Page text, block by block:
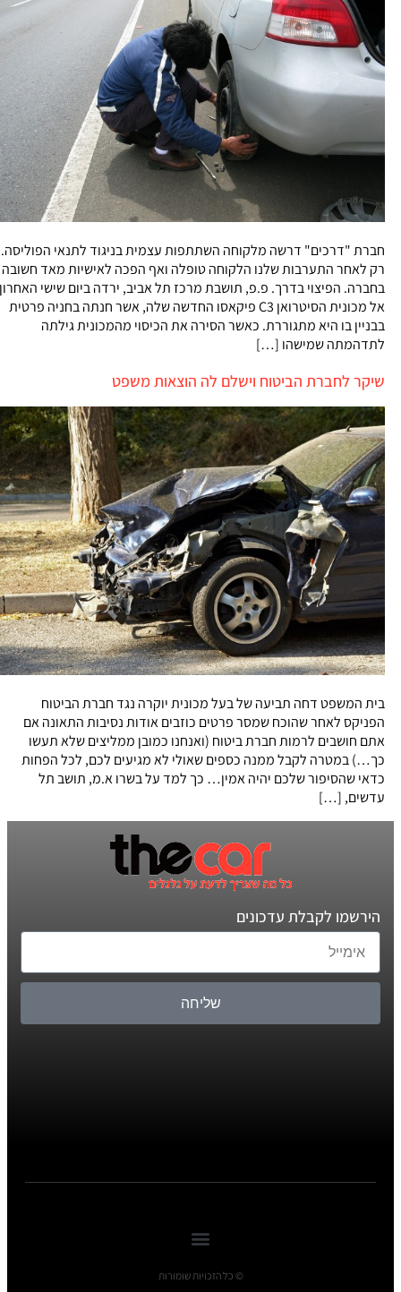
חברת "דרכים" דרשה מלקוחה השתתפות עצמית בניגוד לתנאי הפוליסה.
רק לאחר התערבות שלנו הלקוחה טופלה ואף הפכה לאישיות מאד חשובה
בחברה. הפיצוי בדרך. פ.פ, תושבת מרכז תל אביב, ירדה ביום שישי האחרון
אל מכונית הסיטרואן C3 פיקאסו החדשה שלה, אשר חנתה בחניה פרטית
בבניין בו היא מתגוררת. כאשר הסירה את הכיסוי מהמכונית גילתה
לתדהמתה שמישהו […]
שיקר לחברת הביטוח וישלם לה הוצאות משפט
בית המשפט דחה תביעה של בעל מכונית יוקרה נגד חברת הביטוח
הפניקס לאחר שהוכח שמסר פרטים כוזבים אודות נסיבות התאונה אם
אתם חושבים לרמות חברת ביטוח (ואנחנו כמובן ממליצים שלא תעשו
כך…) במטרה לקבל ממנה כספים שאולי לא מגיעים לכם, לכל הפחות
כדאי שהסיפור שלכם יהיה אמין… כך למד על בשרו א.מ, תושב תל
עדשים, […]
הירשמו לקבלת עדכונים
שליחה
© כל הזכויות שומורות